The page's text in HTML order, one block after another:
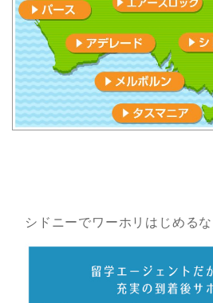
シドニーでワーホリはじめるな